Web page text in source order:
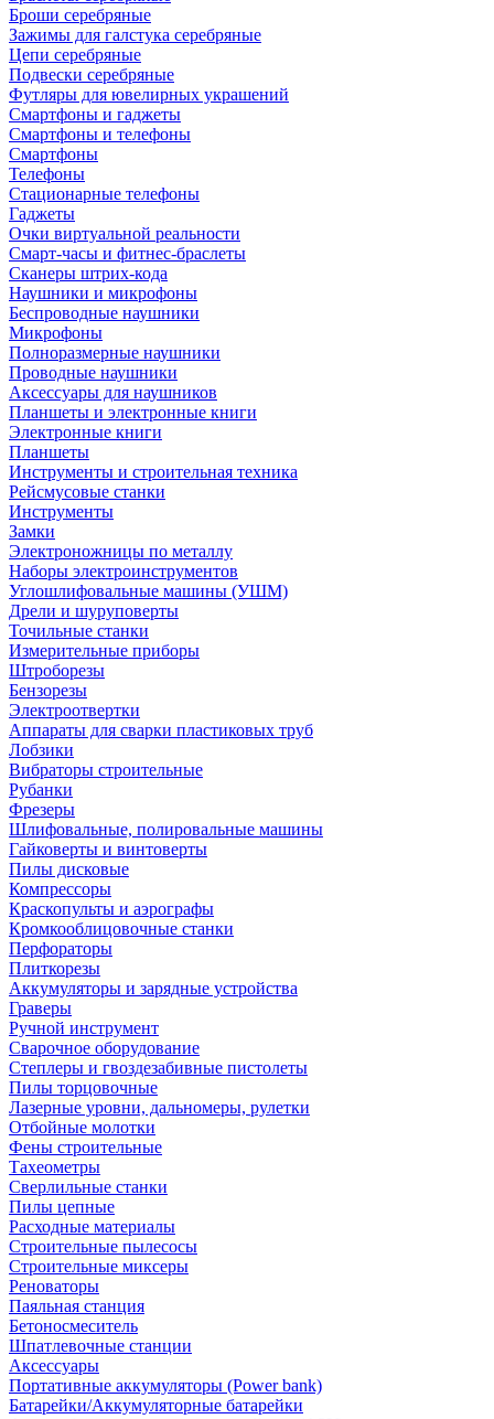
Броши серебряные
Зажимы для галстука серебряные
Цепи серебряные
Подвески серебряные
Футляры для ювелирных украшений
Смартфоны и гаджеты
Смартфоны и телефоны
Смартфоны
Телефоны
Стационарные телефоны
Гаджеты
Очки виртуальной реальности
Смарт-часы и фитнес-браслеты
Сканеры штрих-кода
Наушники и микрофоны
Беспроводные наушники
Микрофоны
Полноразмерные наушники
Проводные наушники
Аксессуары для наушников
Планшеты и электронные книги
Электронные книги
Планшеты
Инструменты и строительная техника
Рейсмусовые станки
Инструменты
Замки
Электроножницы по металлу
Наборы электроинструментов
Углошлифовальные машины (УШМ)
Дрели и шуруповерты
Точильные станки
Измерительные приборы
Штроборезы
Бензорезы
Электроотвертки
Аппараты для сварки пластиковых труб
Лобзики
Вибраторы строительные
Рубанки
Фрезеры
Шлифовальные, полировальные машины
Гайковерты и винтоверты
Пилы дисковые
Компрессоры
Краскопульты и аэрографы
Кромкооблицовочные станки
Перфораторы
Плиткорезы
Аккумуляторы и зарядные устройства
Граверы
Ручной инструмент
Сварочное оборудование
Степлеры и гвоздезабивные пистолеты
Пилы торцовочные
Лазерные уровни, дальномеры, рулетки
Отбойные молотки
Фены строительные
Тахеометры
Сверлильные станки
Пилы цепные
Расходные материалы
Строительные пылесосы
Строительные миксеры
Реноваторы
Паяльная станция
Бетоносмеситель
Шпатлевочные станции
Аксессуары
Портативные аккумуляторы (Power bank)
Батарейки/Аккумуляторные батарейки